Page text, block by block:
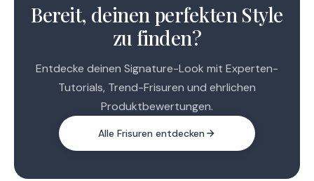
Bereit, deinen perfekten Style
zu finden?
Entdecke deinen Signature-Look mit Experten-
Tutorials, Trend-Frisuren und ehrlichen
Produktbewertungen.
Alle Frisuren entdecken